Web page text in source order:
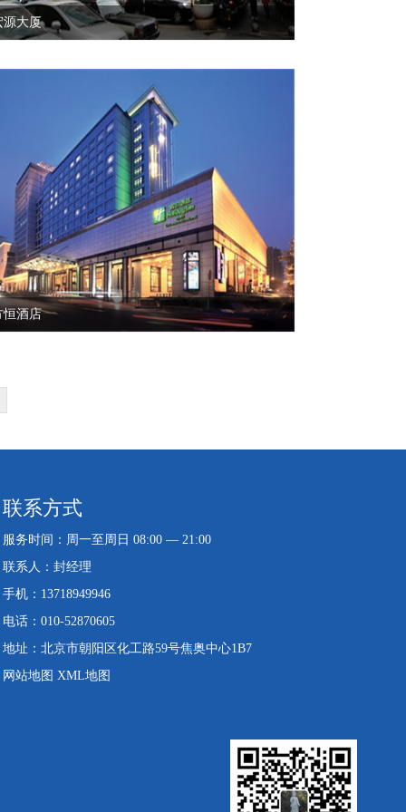
源大厦
恒酒店
联系方式
服务时间：周一至周日 08:00 — 21:00
联系人：封经理
手机：13718949946
电话：010-52870605
地址：北京市朝阳区化工路59号焦奥中心1B7
网站地图 XML地图